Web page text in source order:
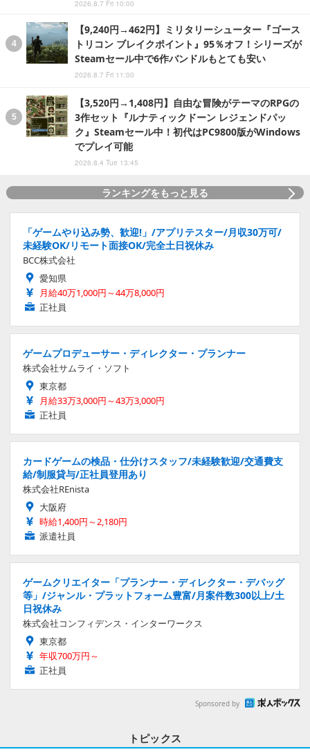
2026.8.7 Fri 10:00
【9,240円→462円】ミリタリーシューター『ゴース
トリコン ブレイクポイント』95％オフ！シリーズが
Steamセール中で6作バンドルもとても安い
2026.8.7 Fri 11:00
【3,520円→1,408円】自由な冒険がテーマのRPGの
3作セット『ルナティックドーン レジェンドパッ
ク』Steamセール中！初代はPC9800版がWindows
でプレイ可能
2026.8.4 Tue 13:45
ランキングをもっと見る
「ゲームやり込み勢、歓迎!」/アプリテスター/月収30万可/
未経験OK/リモート面接OK/完全土日祝休み
BCC株式会社
愛知県
月給40万1,000円～44万8,000円
正社員
ゲームプロデューサー・ディレクター・プランナー
株式会社サムライ・ソフト
東京都
月給33万3,000円～43万3,000円
正社員
カードゲームの検品・仕分けスタッフ/未経験歓迎/交通費支
給/制服貸与/正社員登用あり
株式会社REnista
大阪府
時給1,400円～2,180円
派遣社員
ゲームクリエイター「プランナー・ディレクター・デバッグ
等」/ジャンル・プラットフォーム豊富/月案件数300以上/土
日祝休み
株式会社コンフィデンス・インターワークス
東京都
年収700万円～
正社員
Sponsored by
トピックス